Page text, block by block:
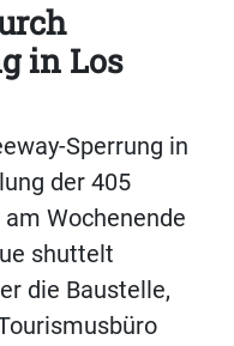
in Los
Sperrung in
der 405
Wochenende
shuttelt
die Baustelle,